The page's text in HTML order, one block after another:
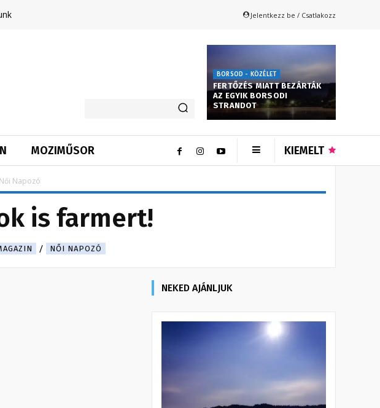
Jelentkezz be / Csatlakozz
BORSOD - KÖZÉLET
FERTŐZÉS MIATT BEZÁRTÁK
AZ EGYIK BORSODI
STRANDOT
MOZIMŰSOR KIEMELT
Női Napozó
is farmert!
NŐI NAPOZÓ
NEKED AJÁNLJUK